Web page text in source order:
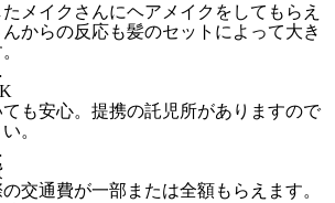
メイクさんにヘアメイクをしてもらえ
からの反応も髪のセットによって大き
も安心。提携の託児所がありますので
。
交通費が一部または全額もらえます。